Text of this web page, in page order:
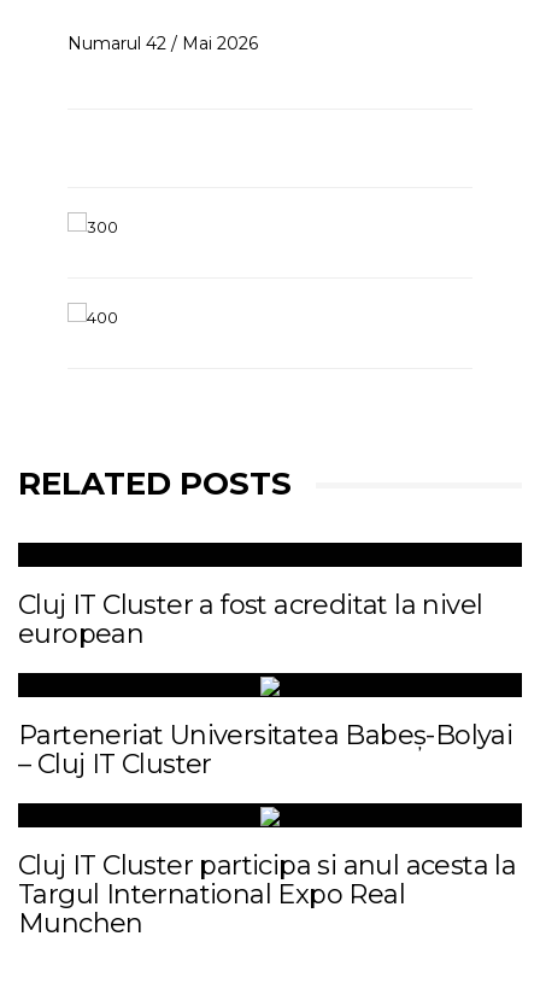
Numarul 42 / Mai 2026
RELATED POSTS
Cluj IT Cluster a fost acreditat la nivel
european
Parteneriat Universitatea Babeș-Bolyai
– Cluj IT Cluster
Cluj IT Cluster participa si anul acesta la
Targul International Expo Real
Munchen